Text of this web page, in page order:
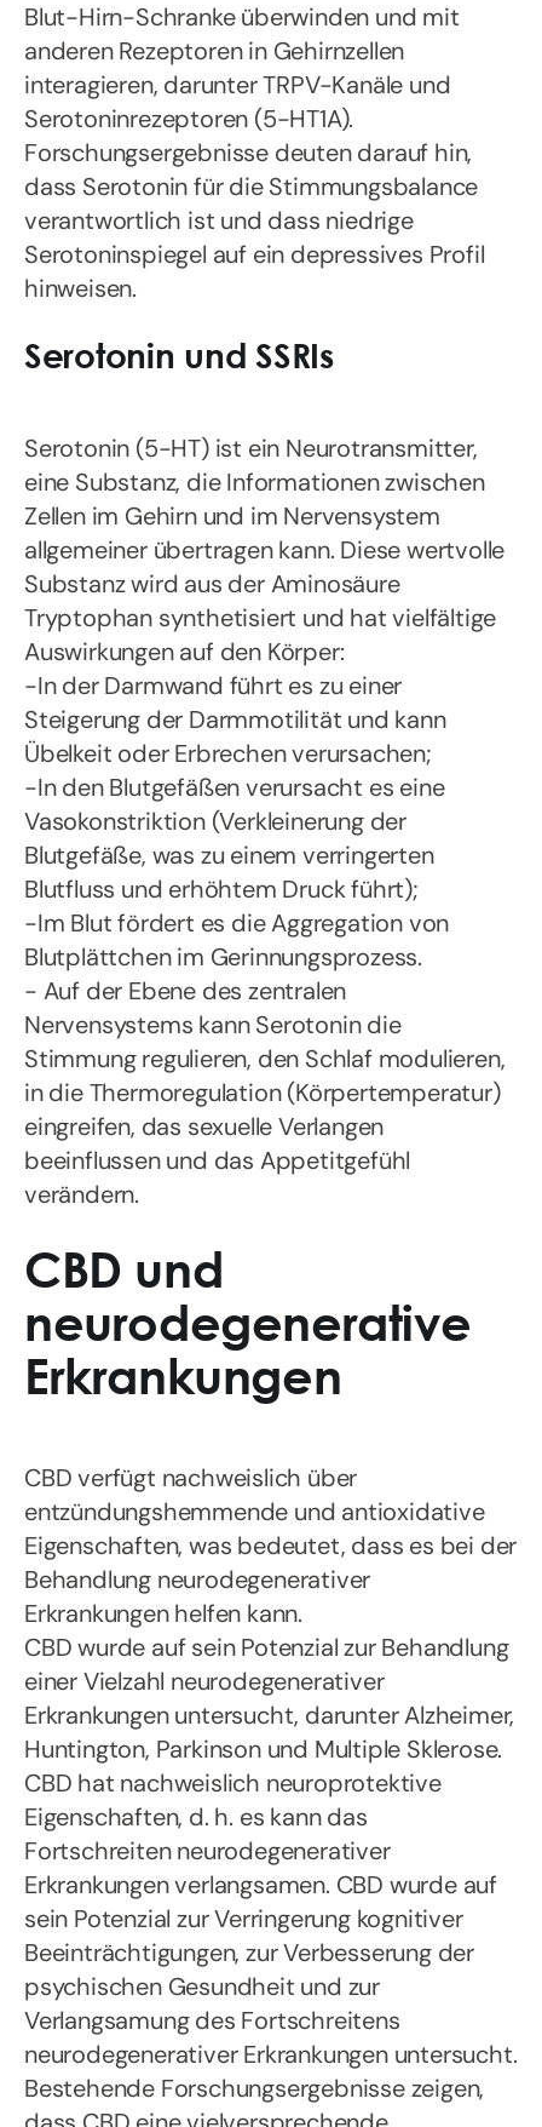
Blut-Hirn-Schranke überwinden und mit
anderen Rezeptoren in Gehirnzellen
interagieren, darunter TRPV-Kanäle und
Serotoninrezeptoren (5-HT1A).
Forschungsergebnisse deuten darauf hin,
dass Serotonin für die Stimmungsbalance
verantwortlich ist und dass niedrige
Serotoninspiegel auf ein depressives Profil
hinweisen.
Serotonin und SSRIs
Serotonin (5-HT) ist ein Neurotransmitter,
eine Substanz, die Informationen zwischen
Zellen im Gehirn und im Nervensystem
allgemeiner übertragen kann. Diese wertvolle
Substanz wird aus der Aminosäure
Tryptophan synthetisiert und hat vielfältige
Auswirkungen auf den Körper:
-In der Darmwand führt es zu einer
Steigerung der Darmmotilität und kann
Übelkeit oder Erbrechen verursachen;
-In den Blutgefäßen verursacht es eine
Vasokonstriktion (Verkleinerung der
Blutgefäße, was zu einem verringerten
Blutfluss und erhöhtem Druck führt);
-Im Blut fördert es die Aggregation von
Blutplättchen im Gerinnungsprozess.
- Auf der Ebene des zentralen
Nervensystems kann Serotonin die
Stimmung regulieren, den Schlaf modulieren,
in die Thermoregulation (Körpertemperatur)
eingreifen, das sexuelle Verlangen
beeinflussen und das Appetitgefühl
verändern.
CBD und
neurodegenerative
Erkrankungen
CBD verfügt nachweislich über
entzündungshemmende und antioxidative
Eigenschaften, was bedeutet, dass es bei der
Behandlung neurodegenerativer
Erkrankungen helfen kann.
CBD wurde auf sein Potenzial zur Behandlung
einer Vielzahl neurodegenerativer
Erkrankungen untersucht, darunter Alzheimer,
Huntington, Parkinson und Multiple Sklerose.
CBD hat nachweislich neuroprotektive
Eigenschaften, d. h. es kann das
Fortschreiten neurodegenerativer
Erkrankungen verlangsamen. CBD wurde auf
sein Potenzial zur Verringerung kognitiver
Beeinträchtigungen, zur Verbesserung der
psychischen Gesundheit und zur
Verlangsamung des Fortschreitens
neurodegenerativer Erkrankungen untersucht.
Bestehende Forschungsergebnisse zeigen,